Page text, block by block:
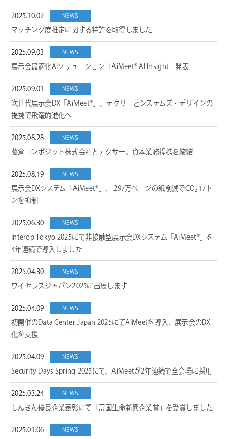
2025.10.02 NEWS
マッチング度推定に関する特許を取得しました
2025.09.03 NEWS
展示会最適化AIソリューション「AiMeet® AI Insight」発表
2025.09.01 NEWS
次世代展示会DX「AiMeet®」、テクサーとシステムズ・デザインの
提携で飛躍的進化へ
2025.08.28 NEWS
藤倉コンポジット株式会社とテクサー、資本業務提携を締結
2025.08.19 NEWS
展示会DXシステム「AiMeet®」、 297万ページの紙削減でCO₂ 17ト
ンを抑制
2025.06.30 NEWS
Interop Tokyo 2025にて非接触型展示会DXシステム「AiMeet®」を
4年連続で導入しました
2025.04.30 NEWS
ワイヤレスジャパン2025に出展します
2025.04.09 NEWS
初開催のData Center Japan 2025にてAiMeetを導入、展示会のDX
化を支援
2025.04.09 NEWS
Security Days Spring 2025にて、AiMeetが2年連続で全会場に採用
2025.03.24 NEWS
しんきん優良企業表彰にて「富国生命新興企業賞」を受賞しました
2025.01.06 NEWS